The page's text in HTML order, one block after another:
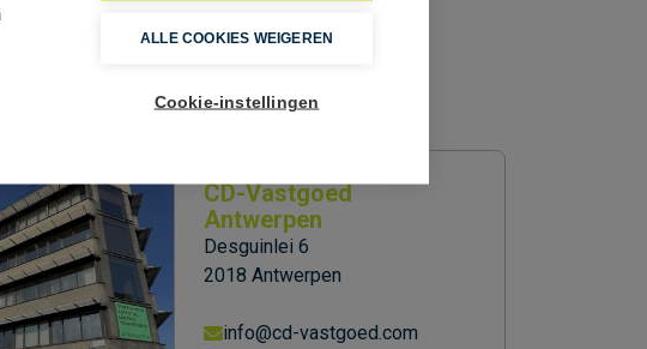
CD-Vastgoed
Antwerpen
Desguinlei 6
2018 Antwerpen
info@cd-vastgoed.com
ALLE COOKIES WEIGEREN
Cookie-instellingen